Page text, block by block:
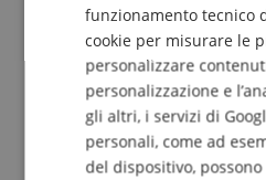
funzionamento tecnico
cookie per misurare le
personalizzare
personalizzazione e
gli altri, i servizi di
personali, come ad
del dispositivo,